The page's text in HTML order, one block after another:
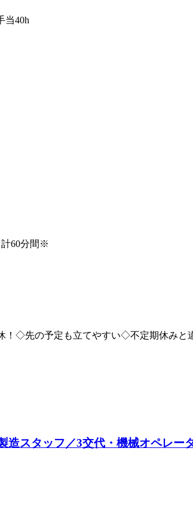
当40h
分間※
！◇先の予定も立てやすい◇不定期休み
造スタッフ／3交代・機械オペレー